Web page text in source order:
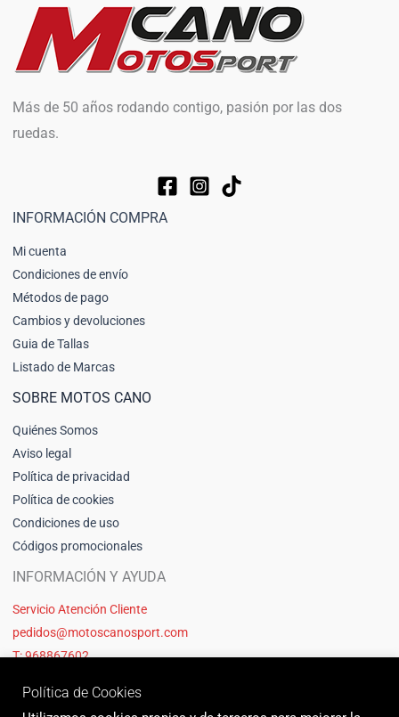
Más de 50 años rodando contigo, pasión por las dos
ruedas.
INFORMACIÓN COMPRA
Mi cuenta
Condiciones de envío
Métodos de pago
Cambios y devoluciones
Guia de Tallas
Listado de Marcas
SOBRE MOTOS CANO
Quiénes Somos
Aviso legal
Política de privacidad
Política de cookies
Condiciones de uso
Códigos promocionales
INFORMACIÓN Y AYUDA
Servicio Atención Cliente
pedidos@motoscanosport.com
T: 968867602
Política de Cookies